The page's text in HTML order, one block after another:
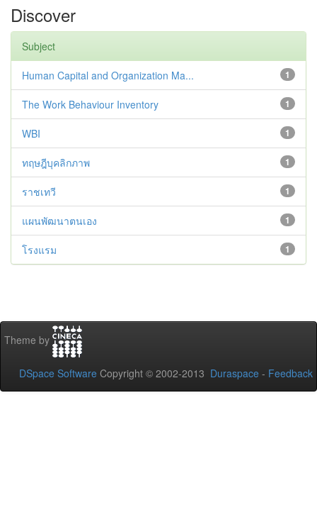
Discover
Subject
1
Human Capital and Organization Ma...
1
The Work Behaviour Inventory
1
WBI
1
ทฤษฎีบุคลิกภาพ
1
ราชเทวี
1
แผนพัฒนาตนเอง
1
โรงแรม
Theme by
DSpace Software Copyright © 2002-2013 Duraspace - Feedback